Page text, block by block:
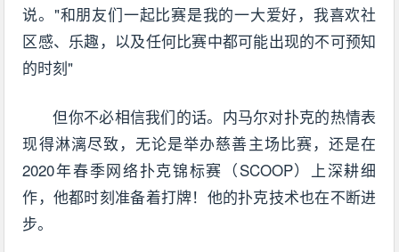
说。"和朋友们一起比赛是我的一大爱好，我喜欢社
区感、乐趣，以及任何比赛中都可能出现的不可预知
的时刻"
但你不必相信我们的话。内马尔对扑克的热情表
现得淋漓尽致，无论是举办慈善主场比赛，还是在
2020年春季网络扑克锦标赛（SCOOP）上深耕细
作，他都时刻准备着打牌！他的扑克技术也在不断进
步。